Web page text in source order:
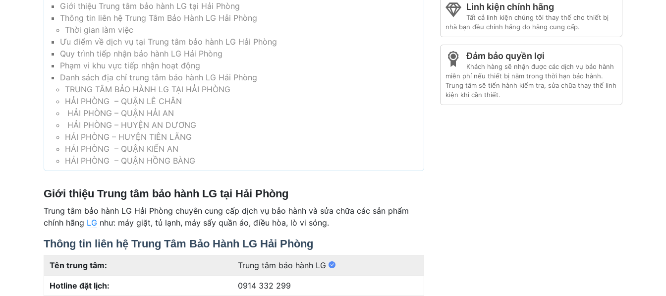
Giới thiệu Trung tâm bảo hành LG tại Hải Phòng
Thông tin liên hệ Trung Tâm Bảo Hành LG Hải Phòng
Thời gian làm việc
Ưu điểm về dịch vụ tại Trung tâm bảo hành LG Hải Phòng
Quy trình tiếp nhận bảo hành LG Hải Phòng
Phạm vi khu vực tiếp nhận hoạt động
Danh sách địa chỉ trung tâm bảo hành LG Hải Phòng
TRUNG TÂM BẢO HÀNH LG TẠI HẢI PHÒNG
HẢI PHÒNG – QUẬN LÊ CHÂN
HẢI PHÒNG – QUẬN HẢI AN
HẢI PHÒNG – HUYỆN AN DƯƠNG
HẢI PHÒNG – HUYỆN TIÊN LÃNG
HẢI PHÒNG – QUẬN KIẾN AN
HẢI PHÒNG – QUẬN HỒNG BÀNG
Giới thiệu Trung tâm bảo hành LG tại Hải Phòng
Trung tâm bảo hành LG Hải Phòng chuyên cung cấp dịch vụ bảo hành và sửa chữa các sản phẩm
chính hãng LG như: máy giặt, tủ lạnh, máy sấy quần áo, điều hòa, lò vi sóng.
Thông tin liên hệ Trung Tâm Bảo Hành LG Hải Phòng
Tên trung tâm: Trung tâm bảo hành LG
Hotline đặt lịch: 0914 332 299
Linh kiện chính hãng
Tất cả linh kiện chúng tôi thay thế cho thiết bị
nhà bạn đều chính hãng do hãng cung cấp.
Đảm bảo quyền lợi
Khách hàng sẽ nhận được các dịch vụ bảo hành
miễn phí nếu thiết bị nằm trong thời hạn bảo hành.
Trung tâm sẽ tiến hành kiểm tra, sửa chữa thay thế linh
kiện khi cần thiết.